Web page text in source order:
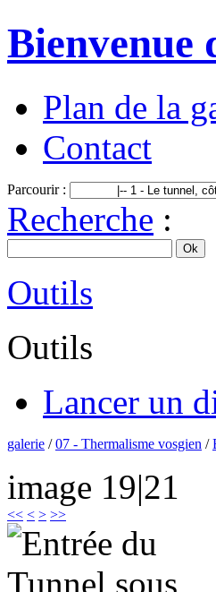
Bienvenue
Plan de la
Contact
Parcourir :
Recherche :
Outils
Outils
Lancer un
galerie /07 - Thermalisme vosgien /
image 19|21
<< < > >>